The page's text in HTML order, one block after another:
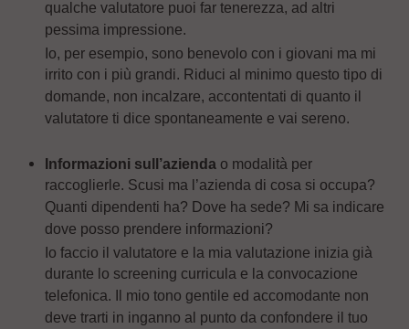
qualche valutatore puoi far tenerezza, ad altri
pessima impressione.
Io, per esempio, sono benevolo con i giovani ma mi
irrito con i più grandi. Riduci al minimo questo tipo di
domande, non incalzare, accontentati di quanto il
valutatore ti dice spontaneamente e vai sereno.
Informazioni sull’azienda o modalità per
raccoglierle. Scusi ma l’azienda di cosa si occupa?
Quanti dipendenti ha? Dove ha sede? Mi sa indicare
dove posso prendere informazioni?
Io faccio il valutatore e la mia valutazione inizia già
durante lo screening curricula e la convocazione
telefonica. Il mio tono gentile ed accomodante non
deve trarti in inganno al punto da confondere il tuo